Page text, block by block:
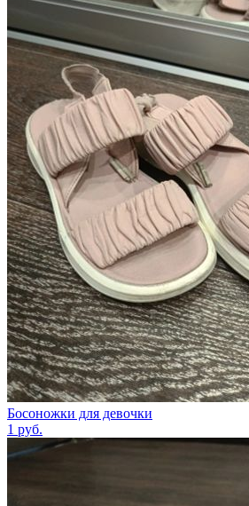
Босоножки для девочки
1 руб.